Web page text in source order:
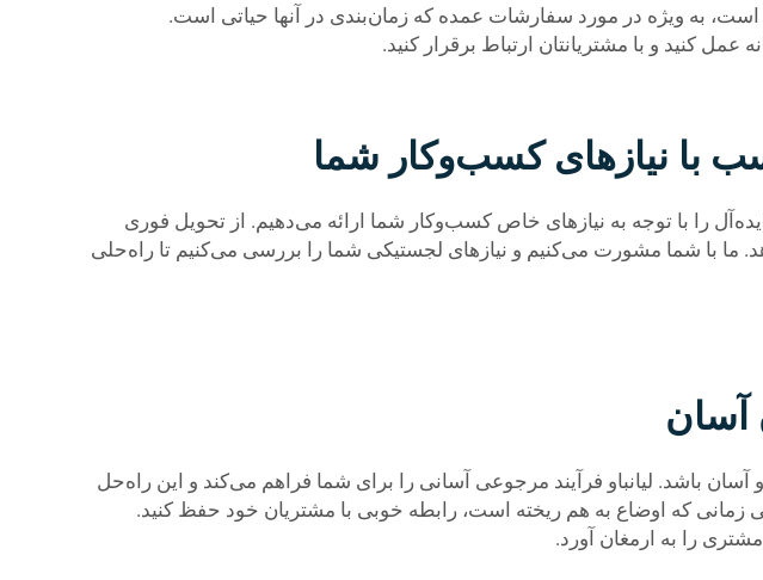
است، به ویژه در مورد سفارشات عمده که زمان‌بندی در آنها حیاتی است.
کنید و با مشتریانتان ارتباط برقرار کنید.
با نیازهای کسب‌وکار شما
را با توجه به نیازهای خاص کسب‌وکار شما ارائه می‌دهیم. از تحویل فوری
ما با شما مشورت می‌کنیم و نیازهای لجستیکی شما را بررسی می‌کنیم تا راه‌حلی
آسان
آسان باشد. لیانباو فرآیند مرجوعی آسانی را برای شما فراهم می‌کند و این راه‌حل
که اوضاع به هم ریخته است، رابطه خوبی با مشتریان خود حفظ کنید.
را به ارمغان آورد.